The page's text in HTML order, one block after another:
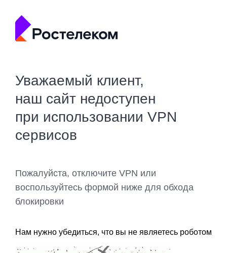
Уважаемый клиент,
наш сайт недоступен
при использовании VPN
сервисов
Пожалуйста, отключите VPN или
воспользуйтесь формой ниже для обхода
блокировки
Нам нужно убедиться, что вы не являетесь роботом